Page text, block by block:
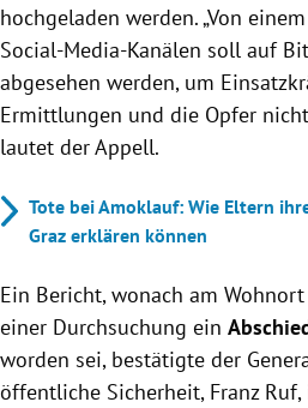
hochgeladen werden. „Von
Social-Media-Kanälen soll auf
abgesehen werden, um
Ermittlungen und die Opfer nicht
lautet der Appell.
Tote bei Amoklauf: Wie Eltern
Graz erklären können
Ein Bericht, wonach am
einer Durchsuchung ein
worden sei, bestätigte der
öffentliche Sicherheit, Franz Ruf,